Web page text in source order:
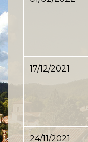
17/12/2021
24/11/2021